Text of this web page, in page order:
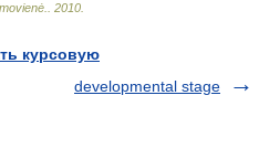
2010
курсовую
developmental stage